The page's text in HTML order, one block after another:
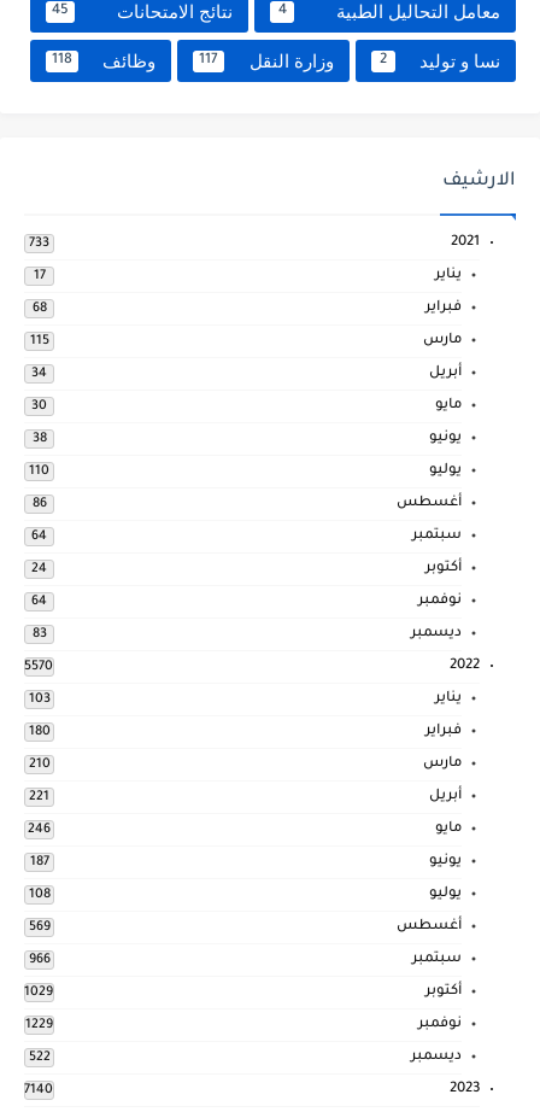
معامل التحاليل الطبية 4 نتائج الامتحانات 45
نسا و توليد 2 وزارة النقل 117 وظائف 118
الارشيف
2021
733
يناير 17
فبراير 68
مارس 115
أبريل 34
مايو 30
يونيو 38
يوليو 110
أغسطس 86
سبتمبر 64
أكتوبر 24
نوفمبر 64
ديسمبر 83
2022
5570
يناير 103
فبراير 180
مارس 210
أبريل 221
مايو 246
يونيو 187
يوليو 108
أغسطس 569
سبتمبر 966
أكتوبر 1029
نوفمبر 1229
ديسمبر 522
2023
7140